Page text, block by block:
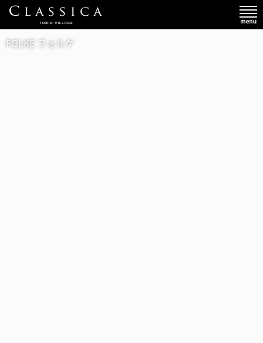
FOLKE フォルケ